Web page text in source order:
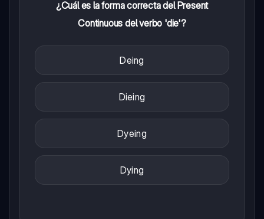
¿Cuál es la forma correcta del Present
Continuous del verbo 'die'?
Deing
Dieing
Dyeing
Dying